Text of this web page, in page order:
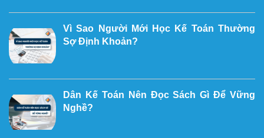
Vì Sao Người Mới Học Kế Toán Thường
Sợ Định Khoản?
Dân Kế Toán Nên Đọc Sách Gì Để Vững
Nghề?